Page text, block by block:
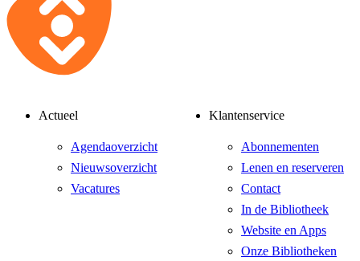
Actueel
Agendaoverzicht
Nieuwsoverzicht
Vacatures
Klantenservice
Abonnementen
Lenen en reserveren
Contact
In de Bibliotheek
Website en Apps
Onze Bibliotheken